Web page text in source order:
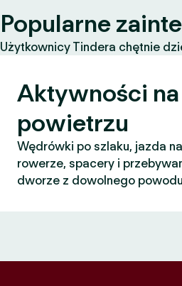
Popularne
Użytkownicy Tindera chętnie
Aktywności na
powietrzu
Wędrówki po szlaku, jazda na
rowerze, spacery i
dworze z dowolnego